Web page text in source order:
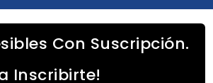
Con Suscripción.
Inscribirte!